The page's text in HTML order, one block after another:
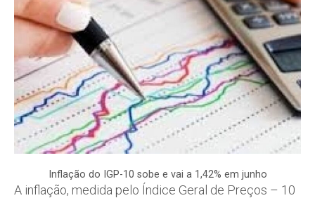
Inflação do IGP-10 sobe e vai a 1,42% em junho
A inflação, medida pelo Índice Geral de Preços – 10